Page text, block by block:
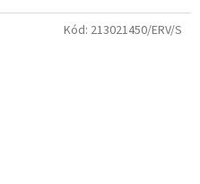
Kód: 213021450/ERV/S